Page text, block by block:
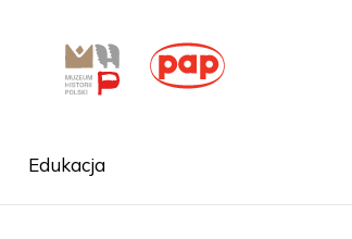
Edukacja